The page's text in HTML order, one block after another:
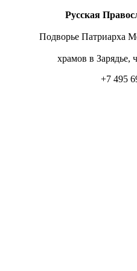
Русская
Подворье Патриарха
храмов в Зарядье,
+7 495